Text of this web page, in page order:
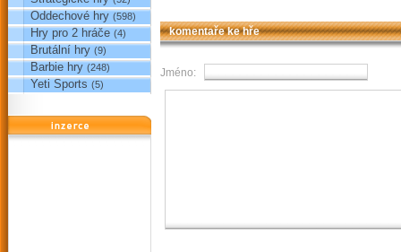
Oddechové hry (598)
Hry pro 2 hráče (4)
Brutální hry (9)
Barbie hry (248)
Yeti Sports (5)
reklama
komentaře ke hře
Jméno: